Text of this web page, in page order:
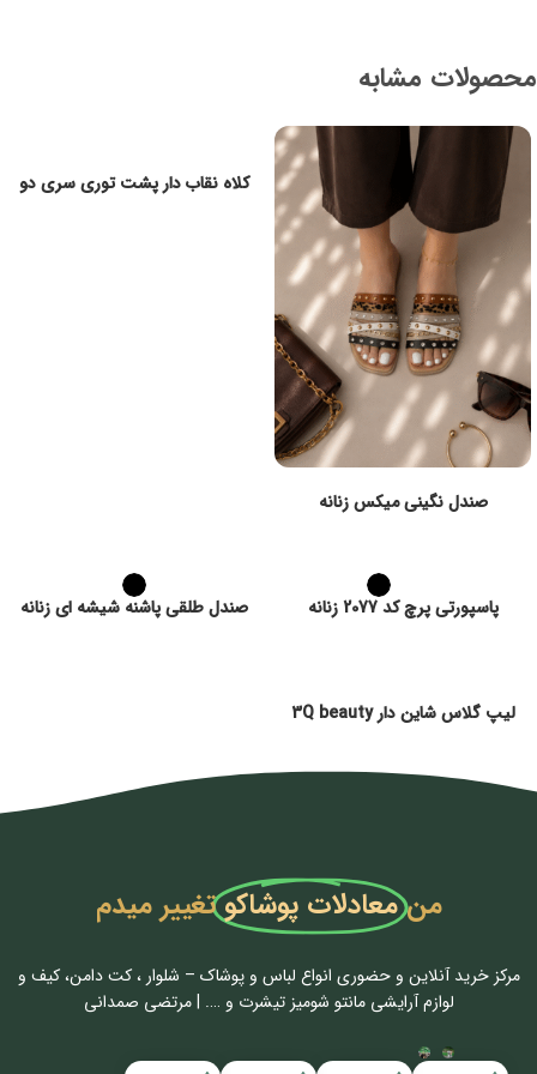
محصولات مشابه
صندل نگینی میکس زنانه
کلاه نقاب دار پشت توری سری دو
پاسپورتی پرچ کد 2077 زنانه صندل طلقی پاشنه شیشه ای زنانه
لیپ گلاس شاین دار 3Q beauty
منمعادلات پوشاکوتغییر میدم
مرکز خرید آنلاین و حضوری انواع لباس‌ و پوشاک – شلوار ، کت دامن، کیف و
لوازم آرایشی مانتو شومیز تیشرت و …. | مرتضی صمدانی